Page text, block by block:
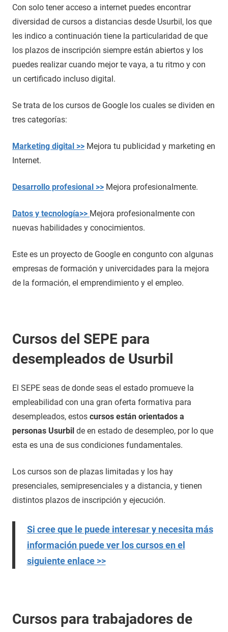
Con solo tener acceso a internet puedes encontrar
diversidad de cursos a distancias desde Usurbil, los que
les indico a continuación tiene la particularidad de que
los plazos de inscripción siempre están abiertos y los
puedes realizar cuando mejor te vaya, a tu ritmo y con
un certificado incluso digital.
Se trata de los cursos de Google los cuales se dividen en
tres categorías:
Marketing digital >> Mejora tu publicidad y marketing en
Internet.
Desarrollo profesional >> Mejora profesionalmente.
Datos y tecnología>> Mejora profesionalmente con
nuevas habilidades y conocimientos.
Este es un proyecto de Google en congunto con algunas
empresas de formación y univercidades para la mejora
de la formación, el emprendimiento y el empleo.
Cursos del SEPE para
desempleados de Usurbil
El SEPE seas de donde seas el estado promueve la
empleabilidad con una gran oferta formativa para
desempleados, estos cursos están orientados a
personas Usurbil de en estado de desempleo, por lo que
esta es una de sus condiciones fundamentales.
Los cursos son de plazas limitadas y los hay
presenciales, semipresenciales y a distancia, y tienen
distintos plazos de inscripción y ejecución.
Si cree que le puede interesar y necesita más
información puede ver los cursos en el
siguiente enlace >>
Cursos para trabajadores de